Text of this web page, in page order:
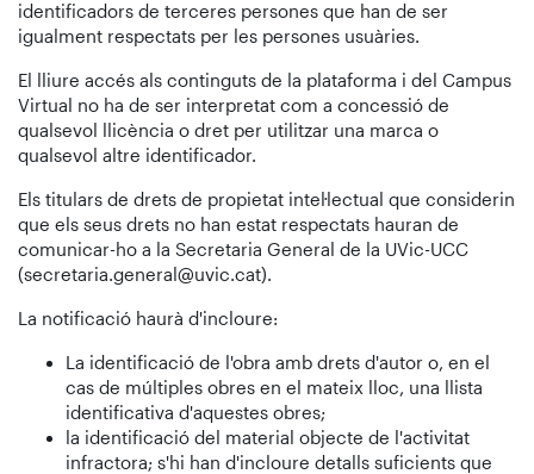
identificadors de terceres persones que han de ser
igualment respectats per les persones usuàries.
El lliure accés als continguts de la plataforma i del Campus
Virtual no ha de ser interpretat com a concessió de
qualsevol llicència o dret per utilitzar una marca o
qualsevol altre identificador.
Els titulars de drets de propietat intel·lectual que considerin
que els seus drets no han estat respectats hauran de
comunicar-ho a la Secretaria General de la UVic-UCC
(secretaria.general@uvic.cat).
La notificació haurà d'incloure:
La identificació de l'obra amb drets d'autor o, en el
cas de múltiples obres en el mateix lloc, una llista
identificativa d'aquestes obres;
la identificació del material objecte de l'activitat
infractora; s'hi han d'incloure detalls suficients que